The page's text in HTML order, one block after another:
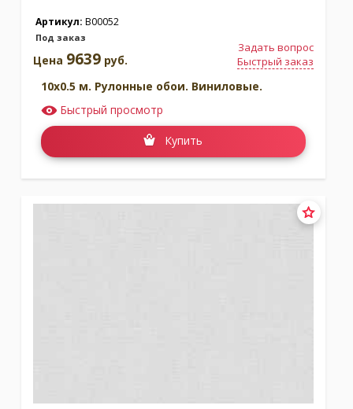
Коллекция:Random Papers
Бренд:Coordonne
Коллекция:
Random Papers 2
Бренд:Coordonne
Артикул: B00052
Под заказ
Задать вопрос
Быстрый заказ
Цена 9639 руб.
10x0.5 м. Рулонные обои. Виниловые.
Быстрый просмотр
Купить